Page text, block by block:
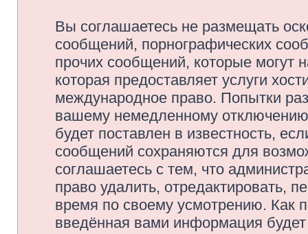
Вы соглашаетесь не размещать
сообщений, порнографических
прочих сообщений, которые могут
которая предоставляет услуги
международное право. Попытки
вашему немедленному
будет поставлен в известность,
сообщений сохраняются для
соглашаетесь с тем, что
право удалить, отредактировать,
время по своему усмотрению. Как
введённая вами информация